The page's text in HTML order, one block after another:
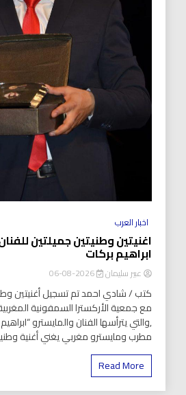
اخبار العرب
اغنيتين وطنيتين جميلتين
ابراهيم بركات
عبير سليمان 2026-08-06
كتب / شادي احمد تم تسجيل أغنيتين
مع جمعية الأركسترا السمفونية
,والتي يترأسها الفنان والمايسترو
مطرب ومايسترو مغربي يغني أغنية
Read More